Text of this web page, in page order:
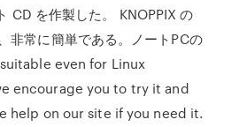
CD を作製した。 KNOPPIX の
非常に簡単である。ノートPCの
even for Linux
encourage you to try it and
help on our site if you need it.